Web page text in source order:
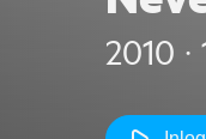
2010 ‧